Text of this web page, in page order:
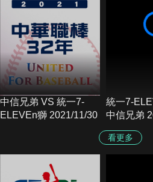
中信兄弟 VS 統一7-
ELEVEn獅 2021/11/30
統一7-
中信兄弟
看更多